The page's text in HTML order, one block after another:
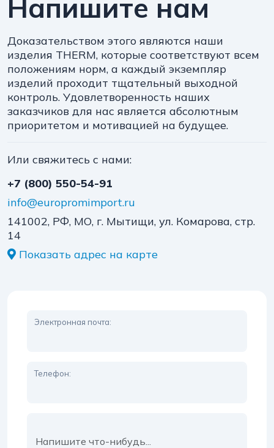
Напишите нам
Доказательством этого являются наши
изделия THERM, которые соответствуют всем
положениям норм, а каждый экземпляр
изделий проходит тщательный выходной
контроль. Удовлетворенность наших
заказчиков для нас является абсолютным
приоритетом и мотивацией на будущее.
Или свяжитесь с нами:
+7 (800) 550-54-91
info@europromimport.ru
141002, РФ, МО, г. Мытищи, ул. Комарова, стр.
14
Показать адрес на карте
Электронная почта:
Телефон: